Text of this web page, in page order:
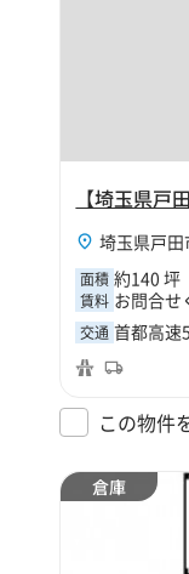
埼玉県戸田
面積 約140 坪
賃料 お問合せ
交通 首都高
この物件
倉庫